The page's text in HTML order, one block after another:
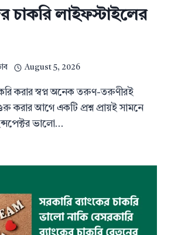
চাকরি লাইফস্টাইলের
August 5, 2026
করার স্বপ্ন অনেক তরুণ-তরুণীরই
করার আগে একটি প্রশ্ন প্রায়ই সামনে
ভালো…